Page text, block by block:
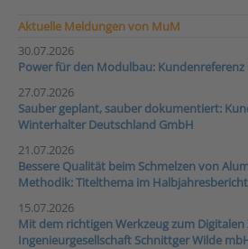
Aktuelle Meldungen von MuM
30.07.2026
Power für den Modulbau: Kundenreferenz
27.07.2026
Sauber geplant, sauber dokumentiert:
Winterhalter Deutschland GmbH
21.07.2026
Bessere Qualität beim Schmelzen von
Methodik: Titelthema im
15.07.2026
Mit dem richtigen Werkzeug zum Digitalen
Ingenieurgesellschaft Schnittger Wilde